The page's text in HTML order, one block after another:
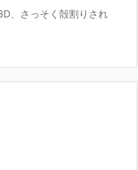
、さっそく殻割りされ